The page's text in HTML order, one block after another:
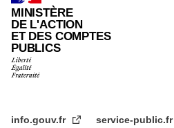
MINISTÈRE
DE L'ACTION
ET DES COMPTES
PUBLICS
info.gouv.fr service-public.fr